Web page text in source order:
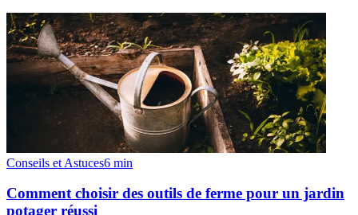
Conseils et Astuces6 min
Comment choisir des outils de ferme pour un jardin
potager réussi